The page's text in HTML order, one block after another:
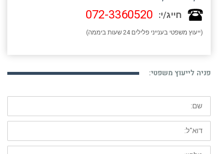
חייג/י: 072-3360520
(ייעוץ משפטי בענייני פלילים 24 שעות ביממה)
פניה לייעוץ משפטי:
שם:
דוא"ל:
טלפון: